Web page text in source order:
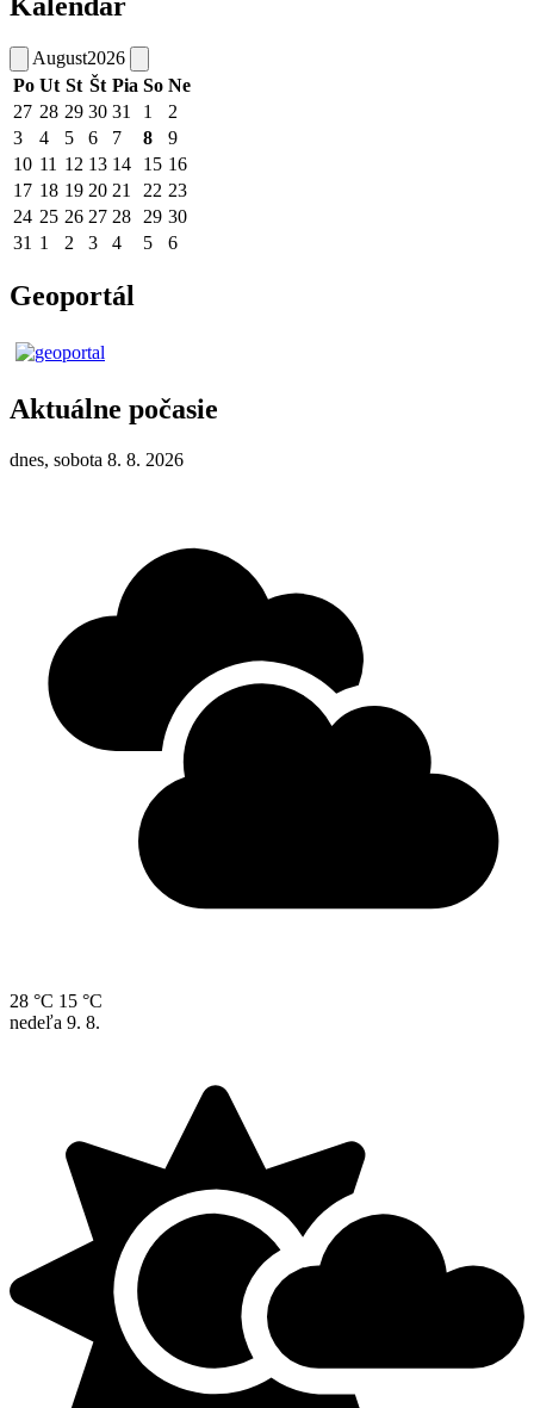
August2026
Po Ut St Št Pia So Ne
27 28 29 30 31 1
2
3
4 5 6 7 8
9
10 11 12 13 14 15 16
17 18 19 20 21 22 23
24 25 26 27 28 29 30
31 1 2 3 4 5 6
Geoportál
Aktuálne počasie
dnes, sobota 8. 8. 2026
28 °C 15 °C
nedeľa 9. 8.